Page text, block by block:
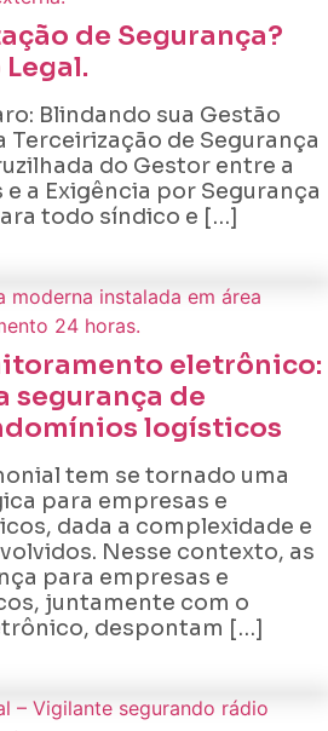
de Segurança?
Blindando sua Gestão
Terceirização de Segurança
do Gestor entre a
a Exigência por Segurança
todo síndico e […]
eletrônico:
segurança de
logísticos
tem se tornado uma
para empresas e
dada a complexidade e
Nesse contexto, as
para empresas e
juntamente com o
despontam […]